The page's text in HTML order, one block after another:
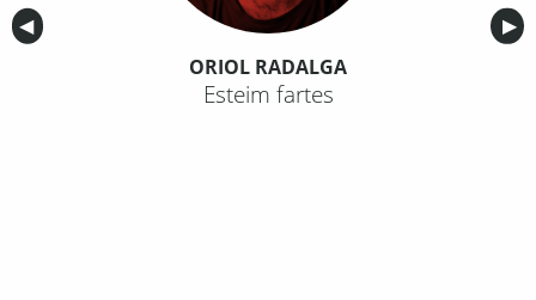
Anterior
◀︎ ▶︎
ORIOL RADALGA
Esteim fartes